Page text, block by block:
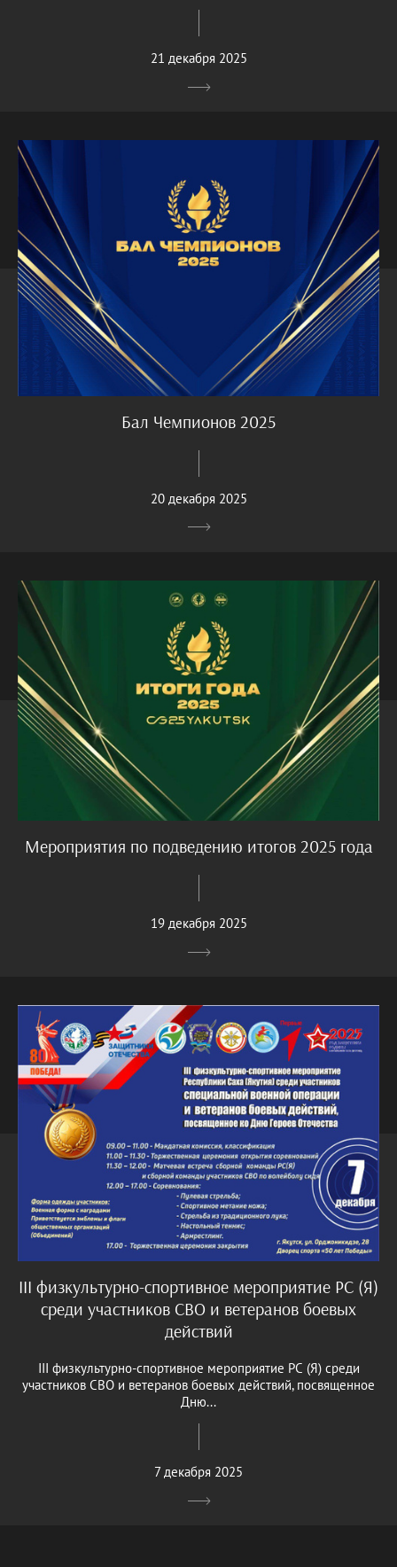
21 декабря 2025
Бал Чемпионов 2025
20 декабря 2025
Мероприятия по подведению итогов 2025 года
19 декабря 2025
III физкультурно-спортивное мероприятие РС (Я)
среди участников СВО и ветеранов боевых
действий
III физкультурно-спортивное мероприятие РС (Я) среди
участников СВО и ветеранов боевых действий, посвященное
Дню...
7 декабря 2025